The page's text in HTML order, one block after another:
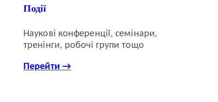
Події
Наукові конференції, семінари,
тренінги, робочі групи тощо
Перейти →